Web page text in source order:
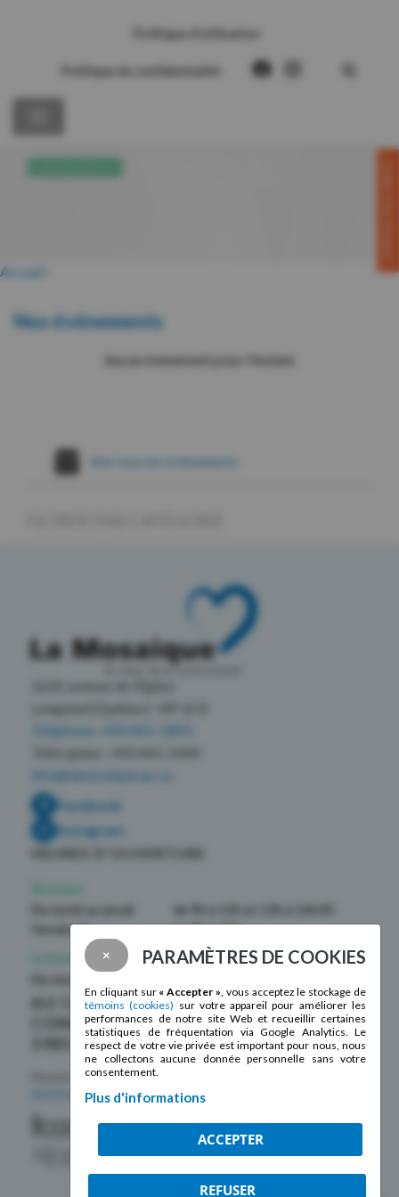
Politique d’utilisation
Politique de confidentialité
Accueil
Nos événements
Aucun événement pour l'instant
Voir tous les évènements
Longueuil (Québec) J4P 2C8
Téléphone : 450 465-1803
info@lamosaique.qc.ca
Facebook
Instagram
Vendredi
de 9h à 12h
La boutique La Mosaïque
Du mardi au samedi
AU CŒUR DE LA
COMMUNAUTÉ DEPUIS
Membre de laFédération des centres
d’action bénévole du Québec
× PARAMÈTRES DE COOKIES
En cliquant sur « Accepter », vous acceptez le stockage de
témoins (cookies) sur votre appareil pour améliorer les
performances de notre site Web et recueillir certaines
statistiques de fréquentation via Google Analytics. Le
respect de votre vie privée est important pour nous, nous
ne collectons aucune donnée personnelle sans votre
consentement.
Plus d'informations
ACCEPTER
REFUSER